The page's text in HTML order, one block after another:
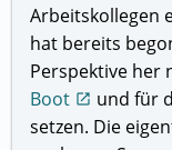
Arbeitskollegen
hat bereits
Perspektive her
Boot open_in_new und für
setzen. Die